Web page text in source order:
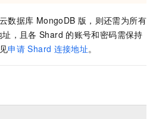
云数据库 MongoDB 版 ，则还需为所有
，且各 Shard 的账号和密码需保持
申请 Shard 连接地址。